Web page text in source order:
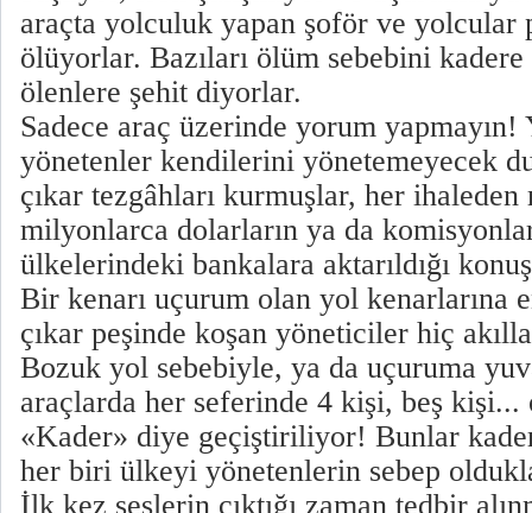
araçta yolculuk yapan şoför ve yolcular
ölüyorlar. Bazıları ölüm sebebini kadere
ölenlere şehit diyorlar.
Sadece araç üzerinde yorum
yönetenler kendilerini yönetemeyecek
çıkar tezgâhları kurmuşlar, her
milyonlarca dolarların ya da
ülkelerindeki bankalara aktarıldığı
Bir kenarı uçurum olan yol kenarlarına
çıkar peşinde koşan yöneticiler hiç
Bozuk yol sebebiyle, ya da uçuruma
araçlarda her seferinde 4 kişi, beş
«Kader» diye geçiştiriliyor! Bunlar
her biri ülkeyi yönetenlerin sebep
İlk kez seslerin çıktığı zaman tedbir